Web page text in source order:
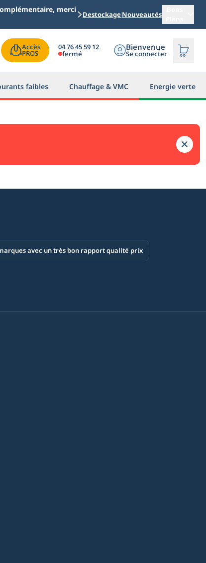
merci
DestockageNouveautés
Accès
PROS
04 76 45 59 12
fermé
Bienvenue
Se connecter
faibles Chauffage & VMC Energie verte
avec un très bon rapport qualité prix